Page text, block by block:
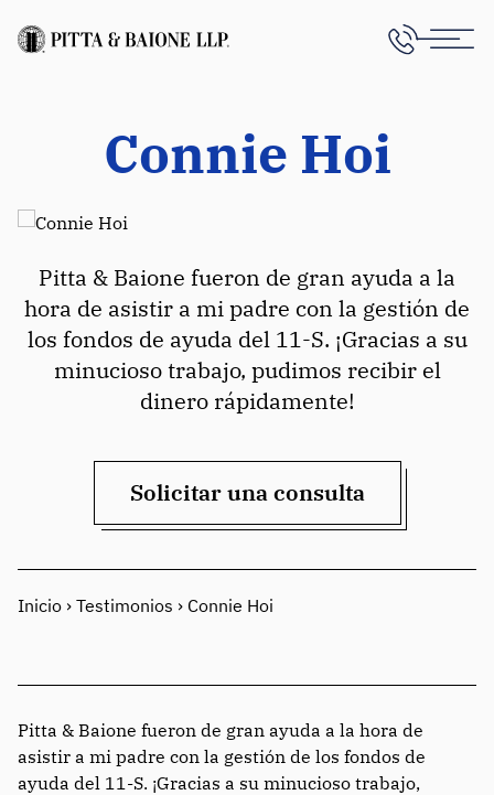
Connie Hoi
Pitta & Baione fueron de gran ayuda a la
hora de asistir a mi padre con la gestión de
los fondos de ayuda del 11-S. ¡Gracias a su
minucioso trabajo, pudimos recibir el
dinero rápidamente!
Solicitar una consulta
Inicio › Testimonios › Connie Hoi
Pitta & Baione fueron de gran ayuda a la hora de
asistir a mi padre con la gestión de los fondos de
ayuda del 11-S. ¡Gracias a su minucioso trabajo,